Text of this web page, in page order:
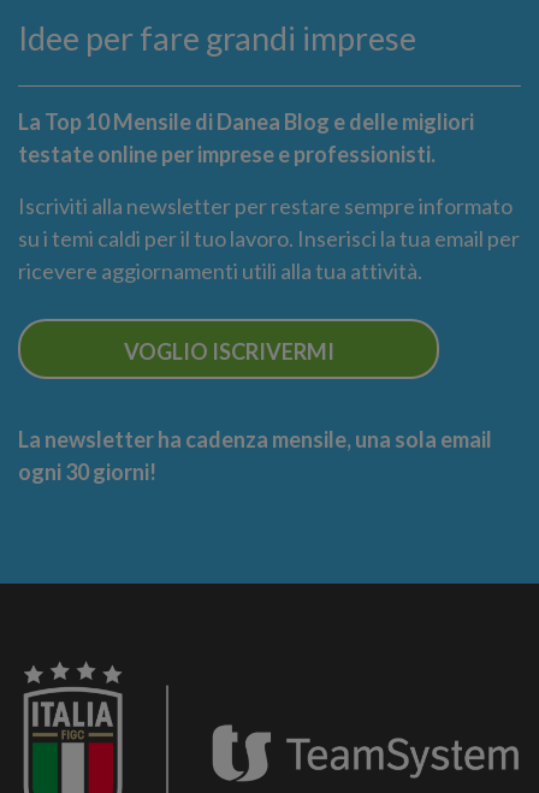
Idee per fare grandi imprese
La Top 10 Mensile di Danea Blog e delle migliori
testate online per imprese e professionisti.
Iscriviti alla newsletter per restare sempre informato
su i temi caldi per il tuo lavoro. Inserisci la tua email per
ricevere aggiornamenti utili alla tua attività.
VOGLIO ISCRIVERMI
La newsletter ha cadenza mensile, una sola email
ogni 30 giorni!